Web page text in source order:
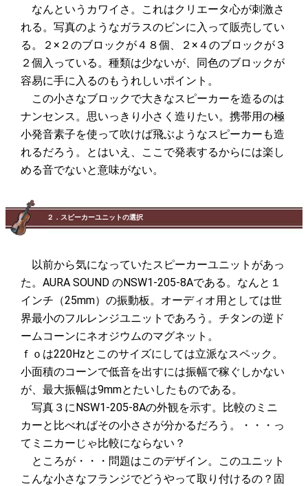
なんというカワイさ。これはクリエータ心が刺激さ
れる。写真のようなガラスのビンに入って販売してい
る。２×２のブロックが４８個、２×４のブロックが３
２個入っている。種類は少ないが、同色のブロックが
容易に手に入るのもうれしいポイント。
この小さなブロックで大きなスピーカーを造るのは
ナンセンス。思いっきり小さく造りたい。携帯用の極
小発音素子を使って吹けば飛ぶようなスピーカーも造
れるだろう。とはいえ、ここで発表するからには楽し
める音でないと意味がない。
２．スピーカーユニットの選択
以前から気になっていたスピーカーユニットがあっ
た。AURA SOUND のNSW1-205-8Aである。なんと１
インチ（25mm）の振動板。オーディオ用としては世
界最小のフルレンジユニットであろう。チタンの逆ド
ームコーンにネオジウムのマグネット。
ｆｏは220Hzとこのサイズにしては立派なスペック。
小面積のコーンで低音を出すには振幅で稼ぐしかない
が、最大振幅は9mmとたいしたものである。
写真３にNSW1-205-8Aの外観を示す。比較のミニ
カーと比べればその小ささが分かるだろう。・・・っ
てミニカーじゃ比較にならない？
ところが・・・問題はこのデザイン。このユニット
こんな小さなフランジでどうやって取り付けるの？固